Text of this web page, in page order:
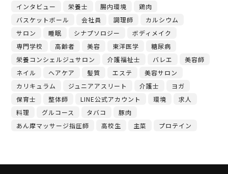
インタビュー
栄養士 腸内環境
鶏肉
バスケットボール
会社員 調理師
カルシウム
サロン
睡眠 シナプソロジー
ボディメイク
専門学校
高齢者 美容 東洋医学
糖尿病
栄養コンシェルジュサロン
介護福祉士 バレエ
美容師
ネイル
ヘアケア 髪質 エステ
美容サロン
カリキュラム
ジュニアアスリート 介護士
ヨガ
保育士
整体師 LINE公式アカウント 環境
求人
料理
グルコース タバコ
豚肉
あん摩マッサージ指圧師
高校生 主菜 プロテイン